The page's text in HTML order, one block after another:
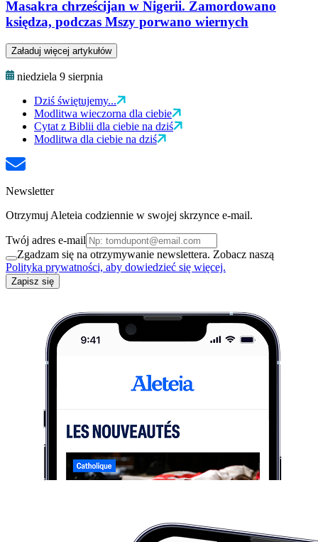
Masakra chrześcijan w Nigerii. Zamordowano
księdza, podczas Mszy porwano wiernych
Załaduj więcej artykułów
niedziela 9 sierpnia
Dziś świętujemy...
Modlitwa wieczorna dla ciebie
Cytat z Biblii dla ciebie na dziś
Modlitwa dla ciebie na dziś
Newsletter
Otrzymuj Aleteia codziennie w swojej skrzynce e-mail.
Twój adres e-mail
Zgadzam się na otrzymywanie newslettera. Zobacz naszą
Polityka prywatności, aby dowiedzieć się więcej.
Zapisz się